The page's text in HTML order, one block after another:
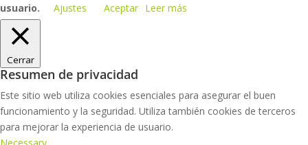
usuario.
Ajustes Aceptar Leer más
Cerrar
Resumen de privacidad
Este sitio web utiliza cookies esenciales para asegurar el buen
funcionamiento y la seguridad. Utiliza también cookies de terceros
para mejorar la experiencia de usuario.